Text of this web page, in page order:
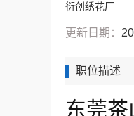
衍创绣花厂
更新日期：
职位描述
东莞